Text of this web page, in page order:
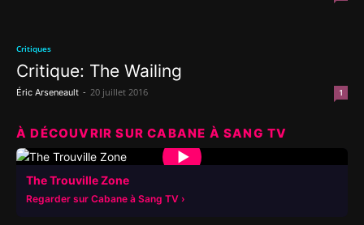
Critiques
Critique: The Wailing
Éric Arseneault - 20 juillet 2016 1
À DÉCOUVRIR SUR CABANE À SANG TV
▶
The Trouville Zone
Regarder sur Cabane à Sang TV